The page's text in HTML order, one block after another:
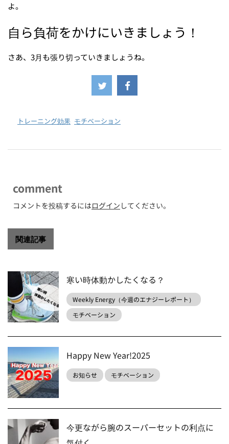
よ。
自ら負荷をかけにいきましょう！
さあ、3月も張り切っていきましょうね。
トレーニング効果 モチベーション
comment
コメントを投稿するにはログイン してください。
関連記事
寒い時体動かしたくなる？
Weekly Energy（今週のエナジーレポート）
モチベーション
Happy New Year!2025
お知らせ モチベーション
今更ながら腕のスーパーセットの利点に